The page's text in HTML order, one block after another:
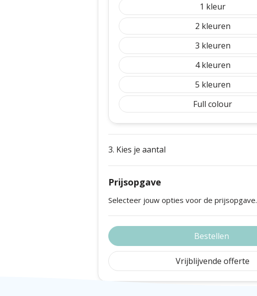
1
2
3
4
5
Full colour
3. Kies je aantal
Prijsopgave
Selecteer jouw opties voor de prijsopgave.
Bestellen
Vrijblijvende offerte